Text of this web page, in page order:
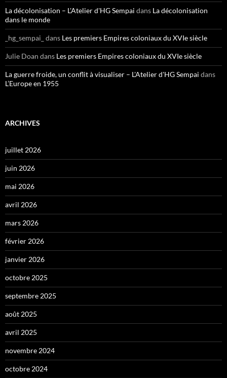
La décolonisation – L'Atelier d'HG Sempai dans La décolonisation
dans le monde
_hg_sempai_ dans Les premiers Empires coloniaux du XVIe siècle
Julie Doan dans Les premiers Empires coloniaux du XVIe siècle
La guerre froide, un conflit à visualiser – L'Atelier d'HG Sempai dans
L’Europe en 1955
ARCHIVES
juillet 2026
juin 2026
mai 2026
avril 2026
mars 2026
février 2026
janvier 2026
octobre 2025
septembre 2025
août 2025
avril 2025
novembre 2024
octobre 2024